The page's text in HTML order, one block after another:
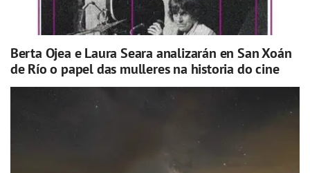
Berta Ojea e Laura Seara analizarán en San Xoán
de Río o papel das mulleres na historia do cine